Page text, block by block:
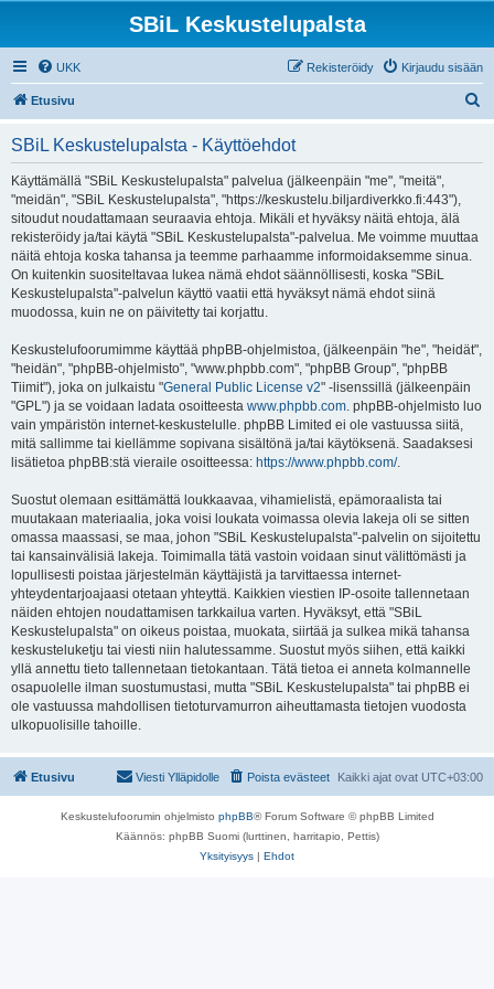
SBiL Keskustelupalsta
UKK Kirjaudu sisään
Rekisteröidy
Etusivu
SBiL Keskustelupalsta - Käyttöehdot
Käyttämällä "SBiL Keskustelupalsta" palvelua (jälkeenpäin "me", "meitä",
"meidän", "SBiL Keskustelupalsta", "https://keskustelu.biljardiverkko.fi:443"),
sitoudut noudattamaan seuraavia ehtoja. Mikäli et hyväksy näitä ehtoja, älä
rekisteröidy ja/tai käytä "SBiL Keskustelupalsta"-palvelua. Me voimme muuttaa
näitä ehtoja koska tahansa ja teemme parhaamme informoidaksemme sinua.
On kuitenkin suositeltavaa lukea nämä ehdot säännöllisesti, koska "SBiL
Keskustelupalsta"-palvelun käyttö vaatii että hyväksyt nämä ehdot siinä
muodossa, kuin ne on päivitetty tai korjattu.
Keskustelufoorumimme käyttää phpBB-ohjelmistoa, (jälkeenpäin "he", "heidät",
"heidän", "phpBB-ohjelmisto", "www.phpbb.com", "phpBB Group", "phpBB
Tiimit"), joka on julkaistu "General Public License v2" -lisenssillä (jälkeenpäin
"GPL") ja se voidaan ladata osoitteesta www.phpbb.com. phpBB-ohjelmisto luo
vain ympäristön internet-keskustelulle. phpBB Limited ei ole vastuussa siitä,
mitä sallimme tai kiellämme sopivana sisältönä ja/tai käytöksenä. Saadaksesi
lisätietoa phpBB:stä vieraile osoitteessa: https://www.phpbb.com/.
Suostut olemaan esittämättä loukkaavaa, vihamielistä, epämoraalista tai
muutakaan materiaalia, joka voisi loukata voimassa olevia lakeja oli se sitten
omassa maassasi, se maa, johon "SBiL Keskustelupalsta"-palvelin on sijoitettu
tai kansainvälisiä lakeja. Toimimalla tätä vastoin voidaan sinut välittömästi ja
lopullisesti poistaa järjestelmän käyttäjistä ja tarvittaessa internet-
yhteydentarjoajaasi otetaan yhteyttä. Kaikkien viestien IP-osoite tallennetaan
näiden ehtojen noudattamisen tarkkailua varten. Hyväksyt, että "SBiL
Keskustelupalsta" on oikeus poistaa, muokata, siirtää ja sulkea mikä tahansa
keskusteluketju tai viesti niin halutessamme. Suostut myös siihen, että kaikki
yllä annettu tieto tallennetaan tietokantaan. Tätä tietoa ei anneta kolmannelle
osapuolelle ilman suostumustasi, mutta "SBiL Keskustelupalsta" tai phpBB ei
ole vastuussa mahdollisen tietoturvamurron aiheuttamasta tietojen vuodosta
ulkopuolisille tahoille.
Etusivu Kaikki ajat ovat UTC+03:00
Poista evästeet
Viesti Ylläpidolle
Keskustelufoorumin ohjelmisto phpBB® Forum Software © phpBB Limited
Käännös: phpBB Suomi (lurttinen, harritapio, Pettis)
Yksityisyys | Ehdot